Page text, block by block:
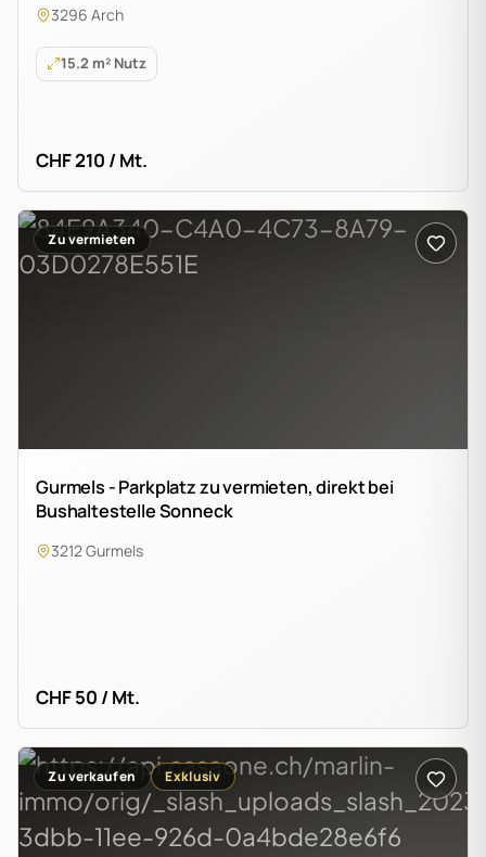
3296 Arch
15.2 m² Nutz
CHF 210 / Mt.
Zu vermieten
Gurmels - Parkplatz zu vermieten, direkt bei
Bushaltestelle Sonneck
3212 Gurmels
CHF 50 / Mt.
Zu verkaufen Exklusiv